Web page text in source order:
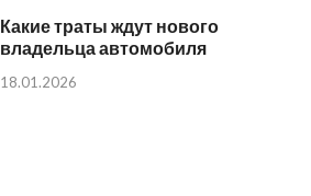
Какие траты ждут нового
владельца автомобиля
18.01.2026